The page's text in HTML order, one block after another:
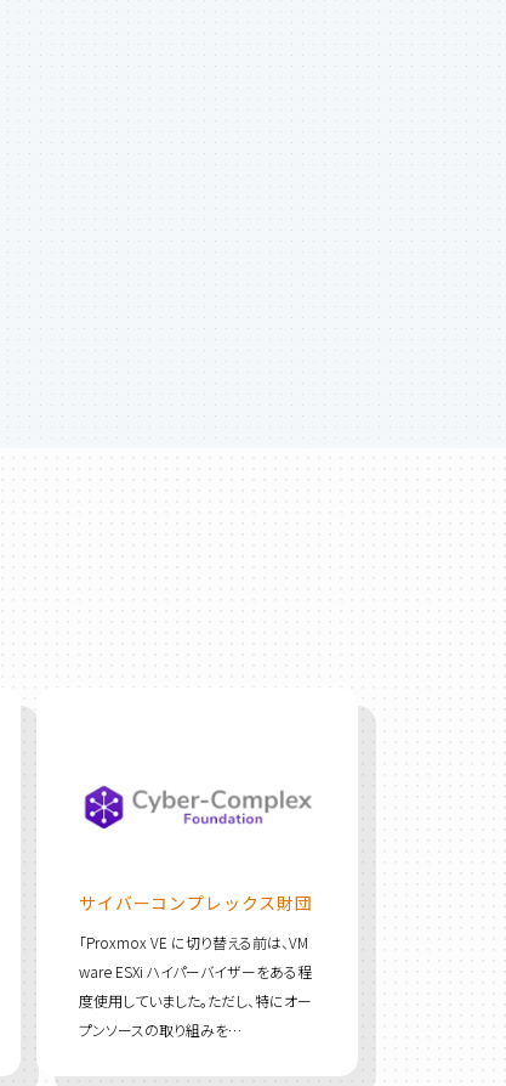
サイバーコンプレックス財団
「Proxmox VE に切り替える前は、VM
ware ESXi ハイパーバイザーをある程
度使用していました。ただし、特にオー
プンソースの取り組みを…